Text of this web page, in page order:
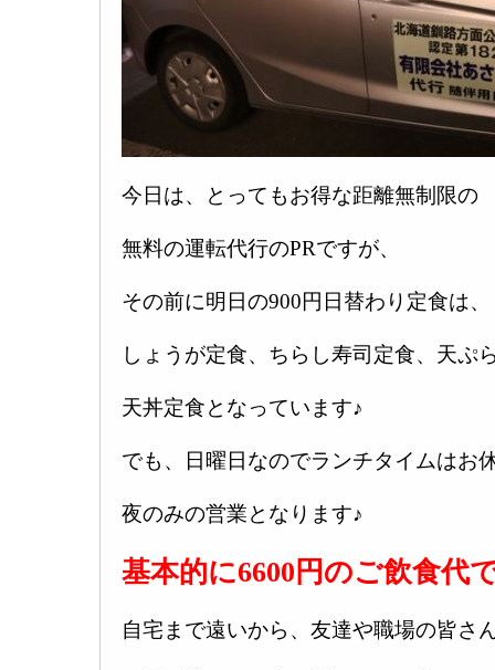
今日は、とってもお得な距離無制限の
無料の運転代行のPRですが、
その前に明日の900円日替わり定食は、
しょうが定食、ちらし寿司定食、天ぷ
天丼定食となっています♪
でも、日曜日なのでランチタイムはお
夜のみの営業となります♪
基本的に6600円のご飲食代
自宅まで遠いから、友達や職場の皆さ